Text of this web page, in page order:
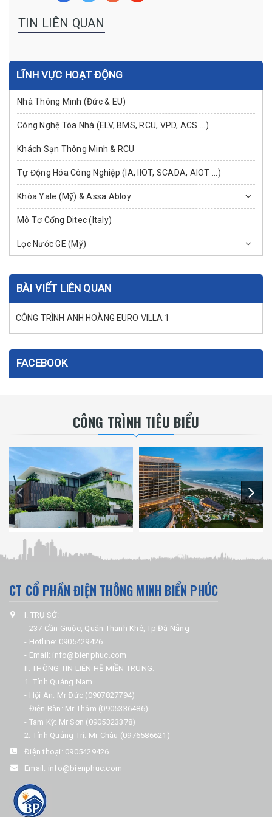
TIN LIÊN QUAN
LĨNH VỰC HOẠT ĐỘNG
Nhà Thông Minh (Đức & EU)
Công Nghệ Tòa Nhà (ELV, BMS, RCU, VPD, ACS ...)
Khách Sạn Thông Minh & RCU
Tự Động Hóa Công Nghiệp (IA, IIOT, SCADA, AIOT ...)
Khóa Yale (Mỹ) & Assa Abloy
Mô Tơ Cổng Ditec (Italy)
Lọc Nước GE (Mỹ)
BÀI VIẾT LIÊN QUAN
CÔNG TRÌNH ANH HOÀNG EURO VILLA 1
FACEBOOK
CÔNG TRÌNH TIÊU BIỂU
CT CỔ PHẦN ĐIỆN THÔNG MINH BIỂN PHÚC
I. TRỤ SỞ:
- 237 Cần Giuộc, Quận Thanh Khê, Tp Đà Nẵng
- Hotline: 0905429426
- Email: info@bienphuc.com
II. THÔNG TIN LIÊN HỆ MIỀN TRUNG:
1. Tỉnh Quảng Nam
- Hội An: Mr Đức (0907827794)
- Điện Bàn: Mr Thâm (0905336486)
- Tam Kỳ: Mr Sơn (0905323378)
2. Tỉnh Quảng Trị: Mr Châu (0976586621)
Điện thoại: 0905429426
Email: info@bienphuc.com